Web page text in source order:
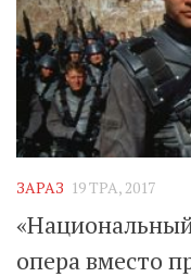
Дії
Belles lettres
Агітатор
Музика революції
ЗАРАЗ 19 ТРА, 2017
опера вместо